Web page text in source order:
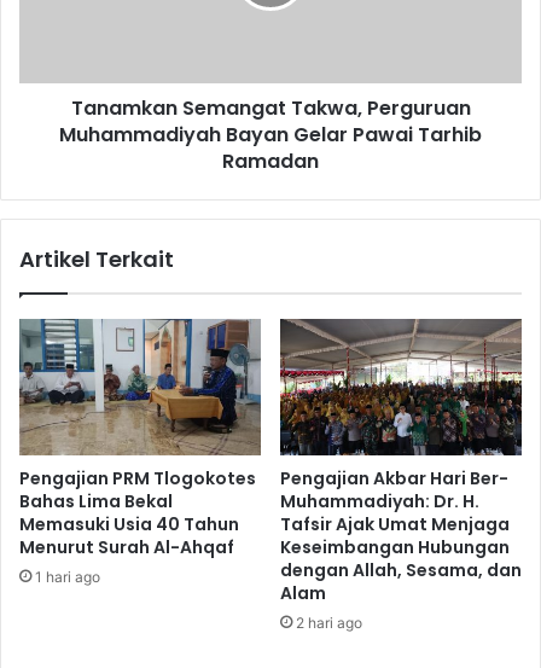
Tarhib
RamadanTanamkan Semangat Takwa, Perguruan
Muhammadiyah Bayan Gelar Pawai Tarhib
Ramadan
Artikel Terkait
Pengajian PRM Tlogokotes
Bahas Lima Bekal
Memasuki Usia 40 Tahun
Menurut Surah Al-Ahqaf
1 hari ago
Pengajian Akbar Hari Ber-
Muhammadiyah: Dr. H.
Tafsir Ajak Umat Menjaga
Keseimbangan Hubungan
dengan Allah, Sesama, dan
Alam
2 hari ago